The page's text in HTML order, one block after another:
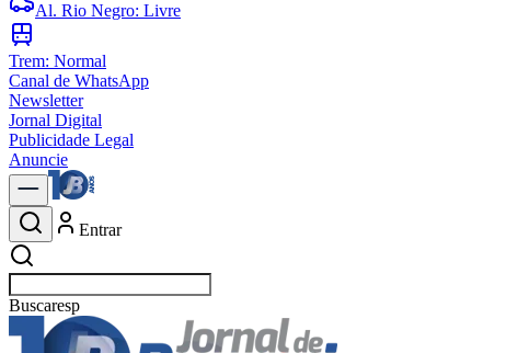
Al. Rio Negro: Livre
Trem: Normal
Canal de WhatsApp
Newsletter
Jornal Digital
Publicidade Legal
Anuncie
Entrar
Buscaresportes